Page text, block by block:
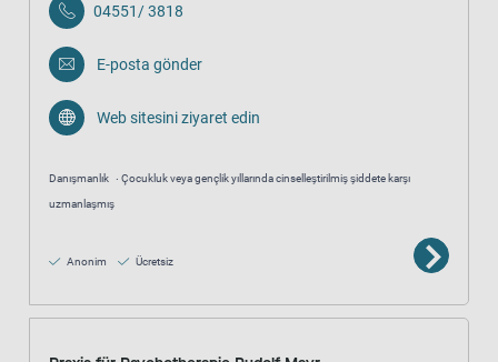
04551/ 3818
E-posta gönder
Web sitesini ziyaret edin
Danışmanlık
Çocukluk veya gençlik yıllarında cinselleştirilmiş şiddete karşı
uzmanlaşmış
Anonim Ücretsiz